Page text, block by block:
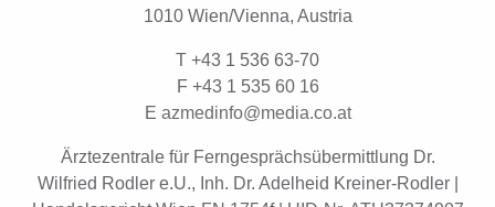
1010 Wien/Vienna, Austria
T +43 1 536 63-70
F +43 1 535 60 16
E az dinfo dia co at
Ärztezentrale für Ferngesprächsübermittlung Dr.
Wilfried Rodler e.U., Inh. Dr. Adelheid Kreiner-Rodler |